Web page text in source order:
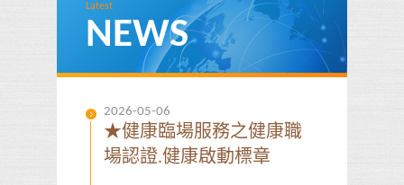
Latest
NEWS
2026-05-06
★健康臨場服務之健康職
場認證.健康啟動標章